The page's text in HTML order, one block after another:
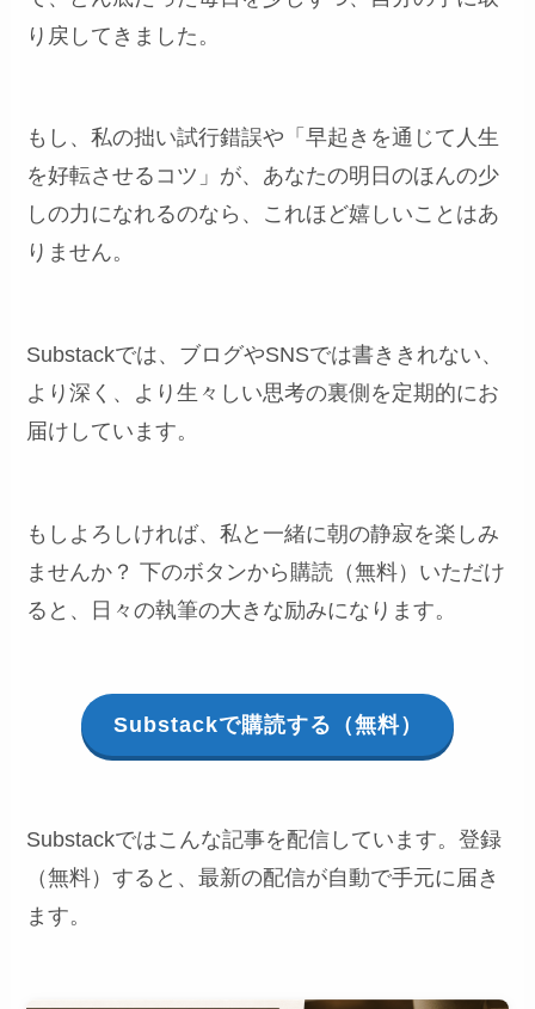
り戻してきました。
もし、私の拙い試行錯誤や「早起きを通じて人生
を好転させるコツ」が、あなたの明日のほんの少
しの力になれるのなら、これほど嬉しいことはあ
りません。
Substackでは、ブログやSNSでは書ききれない、
より深く、より生々しい思考の裏側を定期的にお
届けしています。
もしよろしければ、私と一緒に朝の静寂を楽しみ
ませんか？ 下のボタンから購読（無料）いただけ
ると、日々の執筆の大きな励みになります。
Substackで購読する（無料）
Substackではこんな記事を配信しています。登録
（無料）すると、最新の配信が自動で手元に届き
ます。